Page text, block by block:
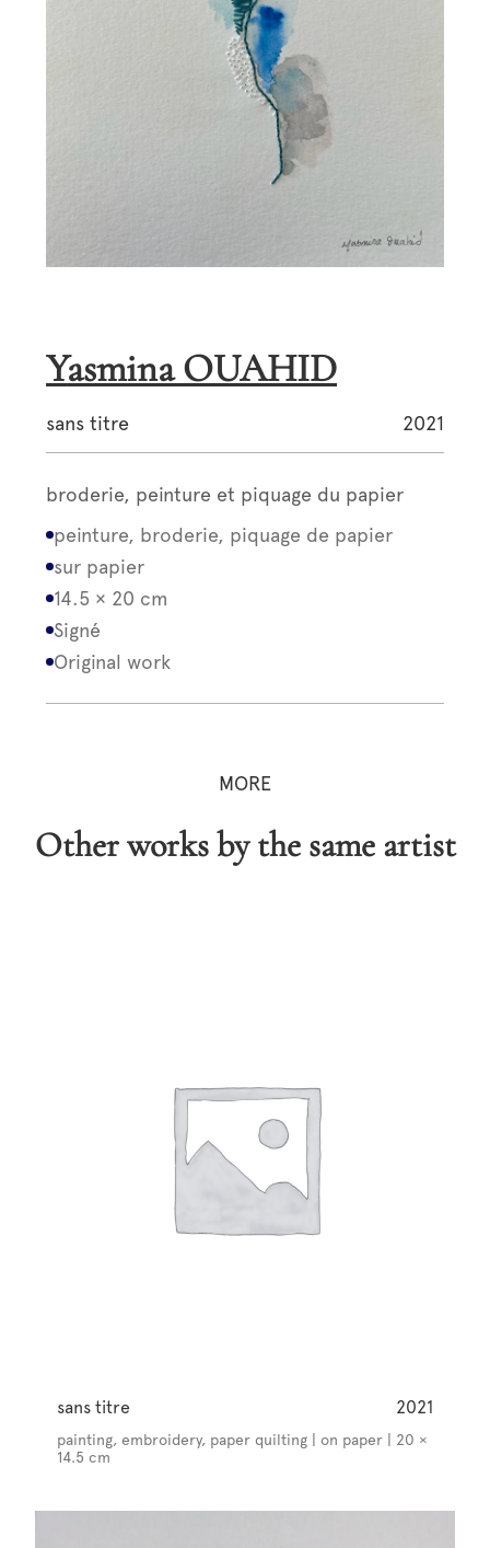
Yasmina OUAHID
sans titre 2021
broderie, peinture et piquage du papier
peinture, broderie, piquage de papier
sur papier
14.5 × 20 cm
Signé
Original work
MORE
Other works by the same artist
sans titre 2021
painting, embroidery, paper quilting | on paper | 20 ×
14.5 cm